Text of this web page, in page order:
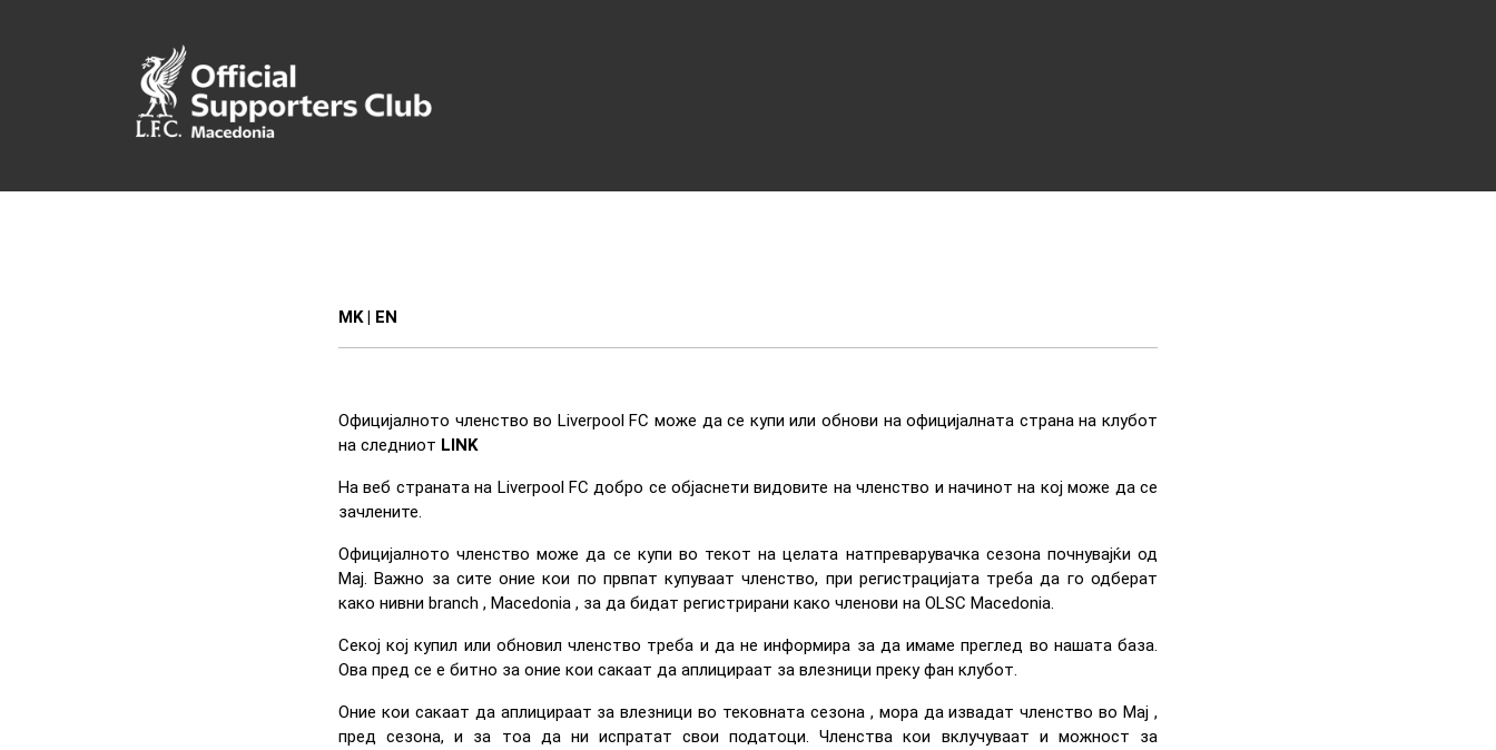
MK| EN
Официјалното членство во Liverpool FC може да се купи или обнови на официјалната страна на клубот
на следниот LINK
На веб страната на Liverpool FC добро се објаснети видовите на членство и начинот на кој може да се
зачлените.
Официјалното членство може да се купи во текот на целата натпреварувачка сезона почнувајќи од
Мај. Важно за сите оние кои по првпат купуваат членство, при регистрацијата треба да го одберат
како нивни branch , Macedonia , за да бидат регистрирани како членови на OLSC Macedonia.
Секој кој купил или обновил членство треба и да не информира за да имаме преглед во нашата база.
Ова пред се е битно за оние кои сакаат да аплицираат за влезници преку фан клубот.
Оние кои сакаат да аплицираат за влезници во тековната сезона , мора да извадат членство во Мај ,
пред сезона, и за тоа да ни испратат свои податоци. Членства кои вклучуваат и можност за